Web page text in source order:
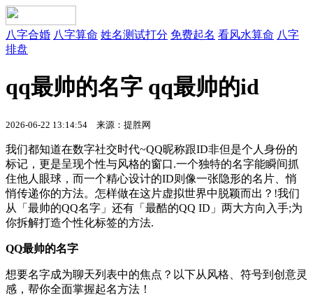
八字合婚 八字算命 姓名测试打分 免费起名 看风水算命 八字
排盘
qq最帅的名字 qq最帅的id
2026-06-22 13:14:54 来源：提胜网
我们都知道在数字社交时代~QQ昵称跟ID非但是个人身份的
标记，更是呈现个性与风格的窗口.一个独特的名字能瞬间抓
住他人眼球，而一个精心设计的ID则像一张隐形的名片、悄
悄传递你的方法。怎样做在这片虚拟世界中脱颖而出？!我们
从「最帅的QQ名字」还有「最酷的QQ ID」两大方向入手;为
你拆解打造个性化标签的方法.
QQ最帅的名字
想要名字成为聊天列表中的焦点？以下从风格、符号到创意灵
感，帮你全面掌握起名方法！